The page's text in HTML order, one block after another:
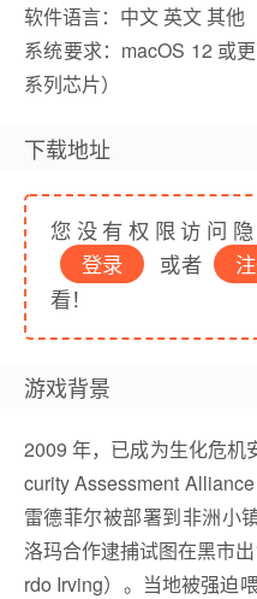
软件语言：中文 英文 其他
系统要求：macOS 12 或
系列芯片）
下载地址
您没有权限访问
登录
或者
看！
游戏背景
2009 年，已成为生化危机
curity Assessment
雷德菲尔被部署到非洲小
洛玛合作逮捕试图在黑市
rdo Irving）。当地被强迫